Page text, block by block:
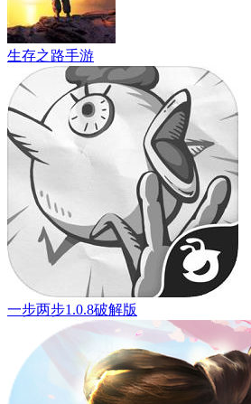
生存之路手游
一步两步1.0.8破解版